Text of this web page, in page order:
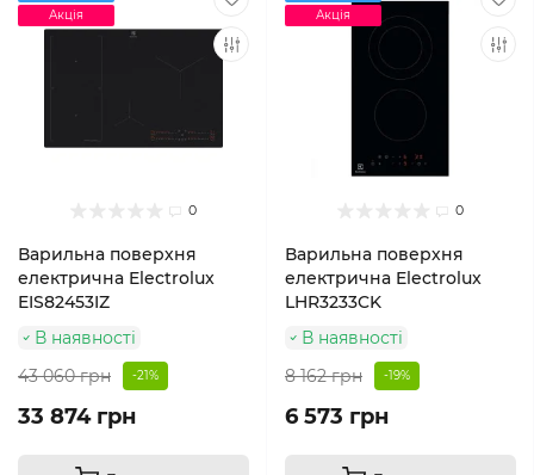
Акція
0
Варильна поверхня
електрична Electrolux
EIS82453IZ
В наявності
43 060 грн
-21%
33 874 грн
Акція
0
Варильна поверхня
електрична Electrolux
LHR3233CK
В наявності
8 162 грн
-19%
6 573 грн